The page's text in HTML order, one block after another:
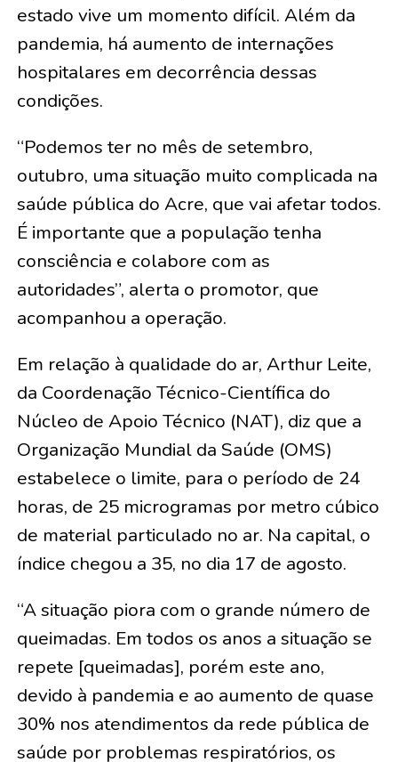
estado vive um momento difícil. Além da
pandemia, há aumento de internações
hospitalares em decorrência dessas
condições.
“Podemos ter no mês de setembro,
outubro, uma situação muito complicada na
saúde pública do Acre, que vai afetar todos.
É importante que a população tenha
consciência e colabore com as
autoridades”, alerta o promotor, que
acompanhou a operação.
Em relação à qualidade do ar, Arthur Leite,
da Coordenação Técnico-Científica do
Núcleo de Apoio Técnico (NAT), diz que a
Organização Mundial da Saúde (OMS)
estabelece o limite, para o período de 24
horas, de 25 microgramas por metro cúbico
de material particulado no ar. Na capital, o
índice chegou a 35, no dia 17 de agosto.
“A situação piora com o grande número de
queimadas. Em todos os anos a situação se
repete [queimadas], porém este ano,
devido à pandemia e ao aumento de quase
30% nos atendimentos da rede pública de
saúde por problemas respiratórios, os